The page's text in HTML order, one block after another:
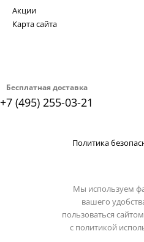
Бесплатная доставка
+7 (495) 255-03-21
Акции
Карта сайта
Политика
Мы используем
вашего
пользоваться
с политикой